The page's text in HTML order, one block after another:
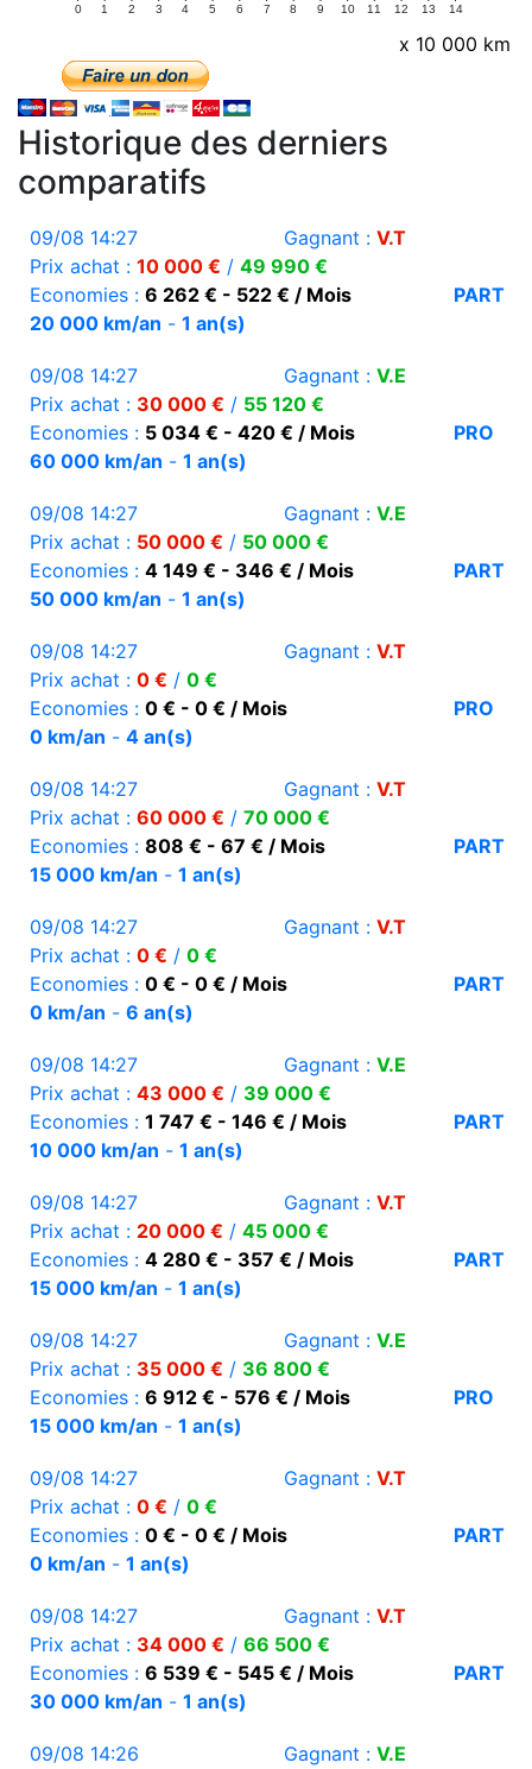
0 1 2 3 4 5 6 7 8 9 10 11 12 13 14
x 10 000 km
Historique des derniers
comparatifs
09/08 14:27 Gagnant : V.T
Prix achat : 10 000 € / 49 990 €
Economies : 6 262 € - 522 € / Mois
PART
20 000 km/an - 1 an(s)
09/08 14:27 Gagnant : V.E
Prix achat : 30 000 € / 55 120 €
Economies : 5 034 € - 420 € / Mois
PRO
60 000 km/an - 1 an(s)
09/08 14:27 Gagnant : V.E
Prix achat : 50 000 € / 50 000 €
Economies : 4 149 € - 346 € / Mois
PART
50 000 km/an - 1 an(s)
09/08 14:27 Gagnant : V.T
Prix achat : 0 € / 0 €
Economies : 0 € - 0 € / Mois
PRO
0 km/an - 4 an(s)
09/08 14:27 Gagnant : V.T
Prix achat : 60 000 € / 70 000 €
Economies : 808 € - 67 € / Mois
PART
15 000 km/an - 1 an(s)
09/08 14:27 Gagnant : V.T
Prix achat : 0 € / 0 €
Economies : 0 € - 0 € / Mois
PART
0 km/an - 6 an(s)
09/08 14:27 Gagnant : V.E
Prix achat : 43 000 € / 39 000 €
Economies : 1 747 € - 146 € / Mois
PART
10 000 km/an - 1 an(s)
09/08 14:27 Gagnant : V.T
Prix achat : 20 000 € / 45 000 €
Economies : 4 280 € - 357 € / Mois
PART
15 000 km/an - 1 an(s)
09/08 14:27 Gagnant : V.E
Prix achat : 35 000 € / 36 800 €
Economies : 6 912 € - 576 € / Mois
PRO
15 000 km/an - 1 an(s)
09/08 14:27 Gagnant : V.T
Prix achat : 0 € / 0 €
Economies : 0 € - 0 € / Mois
PART
0 km/an - 1 an(s)
09/08 14:27 Gagnant : V.T
Prix achat : 34 000 € / 66 500 €
Economies : 6 539 € - 545 € / Mois
PART
30 000 km/an - 1 an(s)
09/08 14:26 Gagnant : V.E